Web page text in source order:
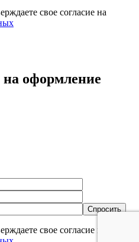
свое согласие на
оформление
свое согласие на